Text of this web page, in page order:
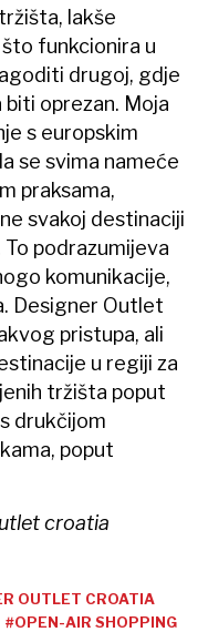
lakše
funkcionira u
drugoj, gdje
oprezan. Moja
s europskim
se svima nameće
praksama,
svakoj destinaciji
podrazumijeva
komunikacije,
Designer Outlet
pristupa, ali
u regiji za
tržišta poput
drukčijom
poput
croatia
OUTLET CROATIA
#OPEN-AIR SHOPPING